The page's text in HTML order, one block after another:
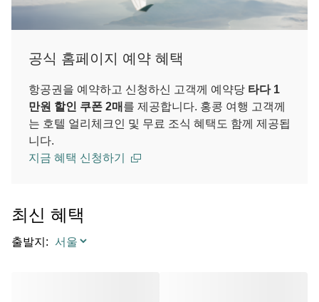
공식 홈페이지 예약 혜택
항공권을 예약하고 신청하신 고객께 예약당 타다 1
만원 할인 쿠폰 2매 를 제공합니다. 홍콩 여행 고객께
는 호텔 얼리체크인 및 무료 조식 혜택도 함께 제공됩
니다.
지금 혜택 신청하기
최신 혜택
출발지 :